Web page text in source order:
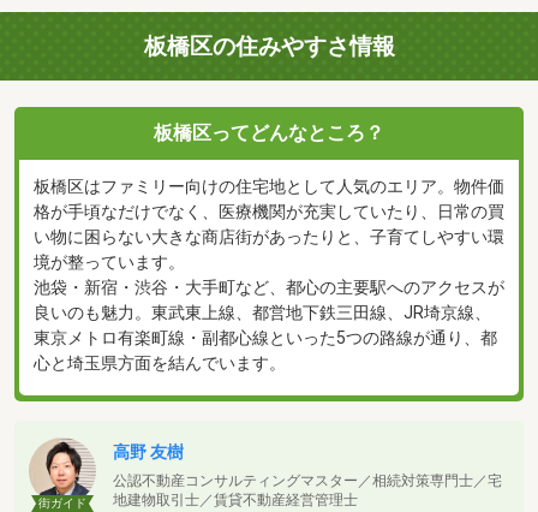
板橋区の住みやすさ情報
板橋区ってどんなところ？
板橋区はファミリー向けの住宅地として人気のエリア。物件価
格が手頃なだけでなく、医療機関が充実していたり、日常の買
い物に困らない大きな商店街があったりと、子育てしやすい環
境が整っています。
池袋・新宿・渋谷・大手町など、都心の主要駅へのアクセスが
良いのも魅力。東武東上線、都営地下鉄三田線、JR埼京線、
東京メトロ有楽町線・副都心線といった5つの路線が通り、都
心と埼玉県方面を結んでいます。
街ガイド
高野 友樹
公認不動産コンサルティングマスター／相続対策専門士／宅
地建物取引士／賃貸不動産経営管理士